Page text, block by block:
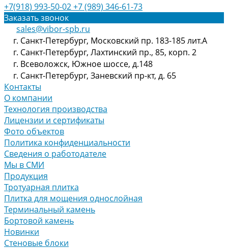
+7(918) 993-50-02+7 (989) 346-61-73
Заказать звонок
sales@vibor-spb.ru
г. Санкт-Петербург, Московский пр. 183-185 лит.А
г. Санкт-Петербург, Лахтинский пр., 85, корп. 2
г. Всеволожск, Южное шоссе, д.148
г. Санкт-Петербург, Заневский пр-кт, д. 65
Контакты
О компании
Технология производства
Лицензии и сертификаты
Фото объектов
Политика конфиденциальности
Сведения о работодателе
Мы в СМИ
Продукция
Тротуарная плитка
Плитка для мощения однослойная
Терминальный камень
Бортовой камень
Новинки
Стеновые блоки